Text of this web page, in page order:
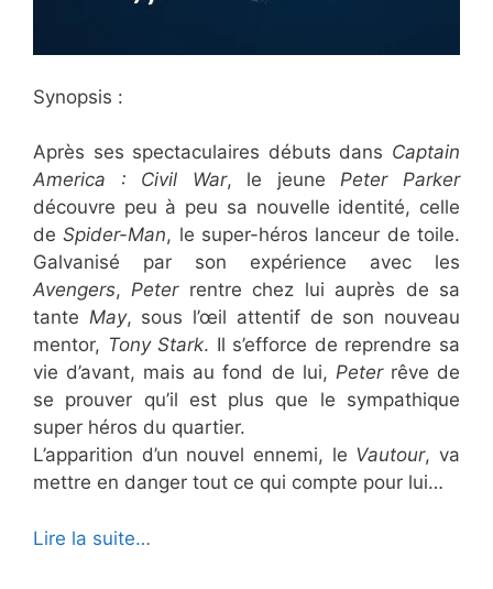
Synopsis :
Après ses spectaculaires débuts dans Captain
America : Civil War, le jeunePeter Parker
découvre peu à peu sa nouvelle identité, celle
deSpider-Man, le super-héros lanceur de toile.
Galvanisé par son expérience avec les
Avengers,Peterrentre chez lui auprès de sa
tante May, sous l’œil attentif de son nouveau
mentor, Tony Stark. Il s’efforce de reprendre sa
vie d’avant, mais au fond de lui, Peterrêve de
se prouver qu’il est plus que le sympathique
super héros du quartier.
L’apparition d’un nouvel ennemi, le Vautour, va
mettre en danger tout ce qui compte pour lui…
Lire la suite…